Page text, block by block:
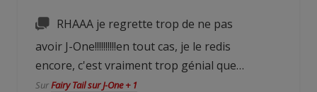
RHAAA je regrette trop de ne pas
avoir J-One!!!!!!!!!!en tout cas, je le redis
encore, c'est vraiment trop génial que…
SurFairy Tail sur J-One + 1